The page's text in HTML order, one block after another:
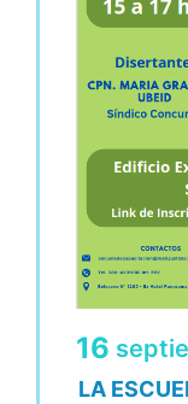
16
LA